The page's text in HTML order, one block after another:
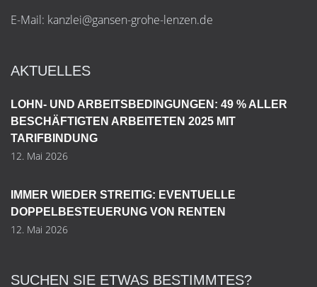
E-Mail: kanzlei@gansen-grohe-lenzen.de
AKTUELLES
LOHN- UND ARBEITSBEDINGUNGEN: 49 % ALLER
BESCHÄFTIGTEN ARBEITETEN 2025 MIT
TARIFBINDUNG
12. Mai 2026
IMMER WIEDER STREITIG: EVENTUELLE
DOPPELBESTEUERUNG VON RENTEN
12. Mai 2026
SUCHEN SIE ETWAS BESTIMMTES?